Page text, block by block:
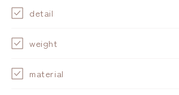
detail
weight
material